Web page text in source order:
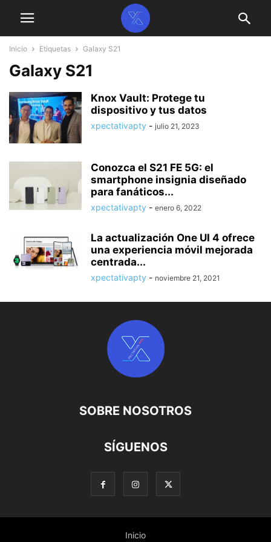
Inicio Etiquetas Galaxy S21
Galaxy S21
Knox Vault: Protege tu
dispositivo y tus datos
xpectativapty - julio 21, 2023
Conozca el S21 FE 5G: el
smartphone insignia diseñado
para fanáticos...
xpectativapty - enero 6, 2022
La actualización One UI 4 ofrece
una experiencia móvil mejorada
centrada...
xpectativapty - noviembre 21, 2021
SOBRE NOSOTROS
SÍGUENOS
Inicio